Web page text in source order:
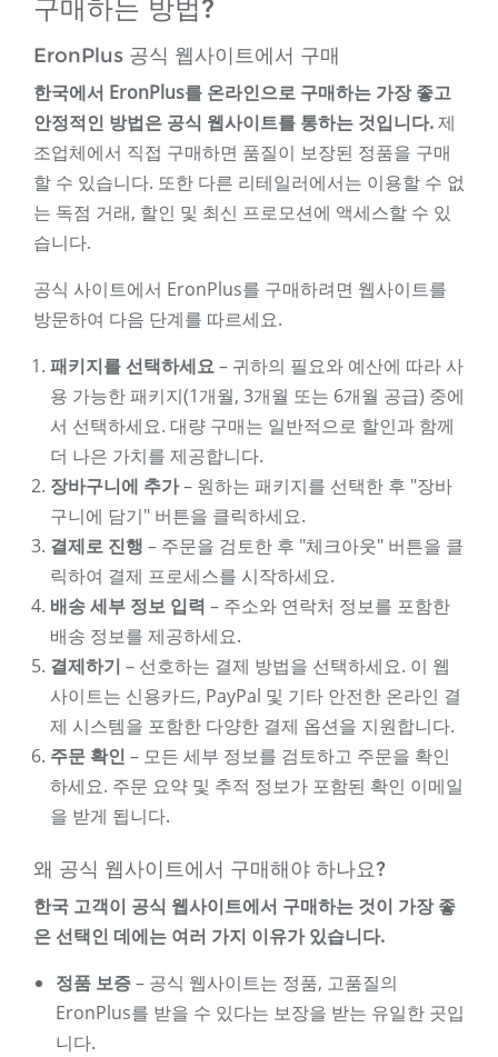
구매하는 방법?
EronPlus 공식 웹사이트에서 구매
한국에서 EronPlus를 온라인으로 구매하는 가장 좋고
안정적인 방법은 공식 웹사이트를 통하는 것입니다.제
조업체에서 직접 구매하면 품질이 보장된 정품을 구매
할 수 있습니다. 또한 다른 리테일러에서는 이용할 수 없
는 독점 거래, 할인 및 최신 프로모션에 액세스할 수 있
습니다.
공식 사이트에서 EronPlus를 구매하려면 웹사이트를
방문하여 다음 단계를 따르세요.
패키지를 선택하세요– 귀하의 필요와 예산에 따라 사
용 가능한 패키지(1개월, 3개월 또는 6개월 공급) 중에
서 선택하세요. 대량 구매는 일반적으로 할인과 함께
더 나은 가치를 제공합니다.
장바구니에 추가– 원하는 패키지를 선택한 후 "장바
구니에 담기" 버튼을 클릭하세요.
결제로 진행 – 주문을 검토한 후 "체크아웃" 버튼을 클
릭하여 결제 프로세스를 시작하세요.
배송 세부 정보 입력 – 주소와 연락처 정보를 포함한
배송 정보를 제공하세요.
결제하기 – 선호하는 결제 방법을 선택하세요. 이 웹
사이트는 신용카드, PayPal 및 기타 안전한 온라인 결
제 시스템을 포함한 다양한 결제 옵션을 지원합니다.
주문 확인 – 모든 세부 정보를 검토하고 주문을 확인
하세요. 주문 요약 및 추적 정보가 포함된 확인 이메일
을 받게 됩니다.
왜 공식 웹사이트에서 구매해야 하나요?
한국 고객이 공식 웹사이트에서 구매하는 것이 가장 좋
은 선택인 데에는 여러 가지 이유가 있습니다.
정품 보증– 공식 웹사이트는 정품, 고품질의
EronPlus를 받을 수 있다는 보장을 받는 유일한 곳입
니다.